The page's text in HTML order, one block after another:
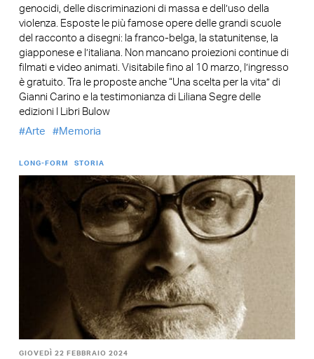
genocidi, delle discriminazioni di massa e dell’uso della
violenza. Esposte le più famose opere delle grandi scuole
del racconto a disegni: la franco-belga, la statunitense, la
giapponese e l’italiana. Non mancano proiezioni continue di
filmati e video animati. Visitabile fino al 10 marzo, l’ingresso
è gratuito. Tra le proposte anche “Una scelta per la vita” di
Gianni Carino e la testimonianza di Liliana Segre delle
edizioni I Libri Bulow
Arte
Memoria
LONG-FORM STORIA
GIOVEDÌ 22 FEBBRAIO 2024